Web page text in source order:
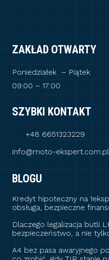
ZAKŁAD OTWARTY
Poniedziałek – Piątek
09:00 – 17:00
SZYBKI KONTAKT
+48 6651323229
info@moto-ekspert.com.pl
BLOGU
Kredyt hipoteczny na
obsługa, bezpieczne
Dlaczego legalizacja butli
bezpieczeństwo, a nie
A4 bez pasa awaryjnego